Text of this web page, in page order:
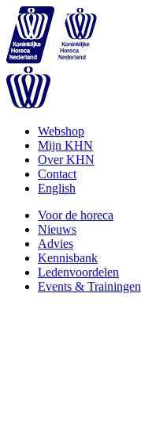
Webshop
Mijn KHN
Over KHN
Contact
English
Voor de horeca
Nieuws
Advies
Kennisbank
Ledenvoordelen
Events & Trainingen